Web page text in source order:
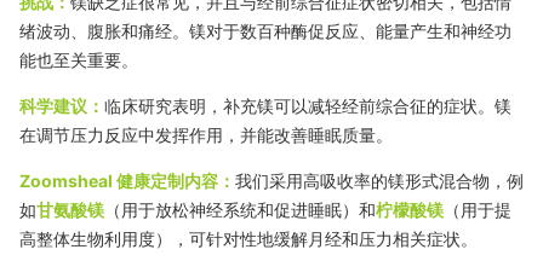
绪波动、腹胀和痛经。镁对于数百种酶促反应、能量产生和神经功
能也至关重要。
科学建议： 临床研究表明，补充镁可以减轻经前综合征的症状。镁
在调节压力反应中发挥作用，并能改善睡眠质量。
Zoomsheal 健康定制内容： 我们采用高吸收率的镁形式混合物，例
如甘氨酸镁 （用于放松神经系统和促进睡眠）和柠檬酸镁 （用于提
高整体生物利用度），可针对性地缓解月经和压力相关症状。